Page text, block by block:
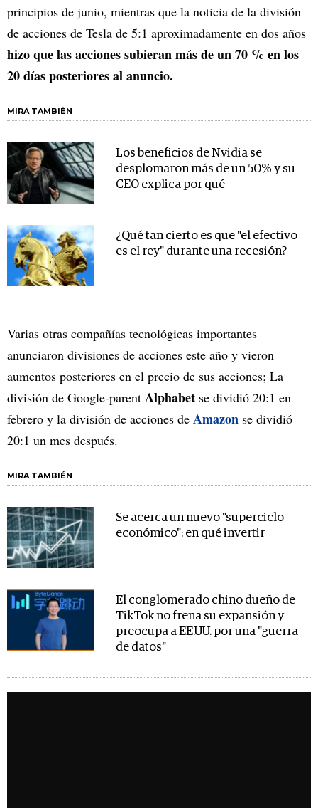
principios de junio, mientras que la noticia de la división
de acciones de Tesla de 5:1 aproximadamente en dos años
hizo que las acciones subieran más de un 70 % en los
20 días posteriores al anuncio.
MIRA TAMBIÉN
Los beneficios de Nvidia se
desplomaron más de un 50% y su
CEO explica por qué
¿Qué tan cierto es que "el efectivo
es el rey" durante una recesión?
Varias otras compañías tecnológicas importantes
anunciaron divisiones de acciones este año y vieron
aumentos posteriores en el precio de sus acciones; La
división de Google-parent Alphabet se dividió 20:1 en
febrero y la división de acciones de Amazon se dividió
20:1 un mes después.
MIRA TAMBIÉN
Se acerca un nuevo "superciclo
económico": en qué invertir
El conglomerado chino dueño de
TikTok no frena su expansión y
preocupa a EE.UU. por una "guerra
de datos"